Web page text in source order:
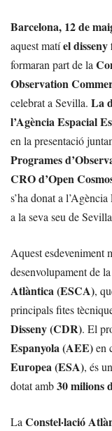
Barcelona, 12 de
aquest matíel disseny
formaran part de la
Observation
celebrat a Sevilla. La
l’Agència Espacial
en la presentació
Programes
CRO d’Open
s’ha donat a
a la seva seu de
Aquest esdeveniment
desenvolupament de la
Atlàntica (ESCA),
principals fites
Disseny (CDR). El
Espanyola (AEE)en
Europea (ESA), és un
dotat amb30 milions
La Constel·lació